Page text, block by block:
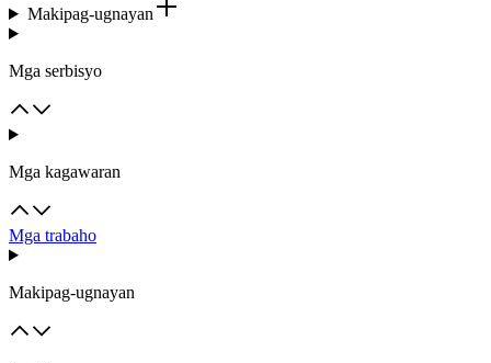
Makipag-ugnayan
Mga serbisyo
Mga kagawaran
Mga trabaho
Makipag-ugnayan